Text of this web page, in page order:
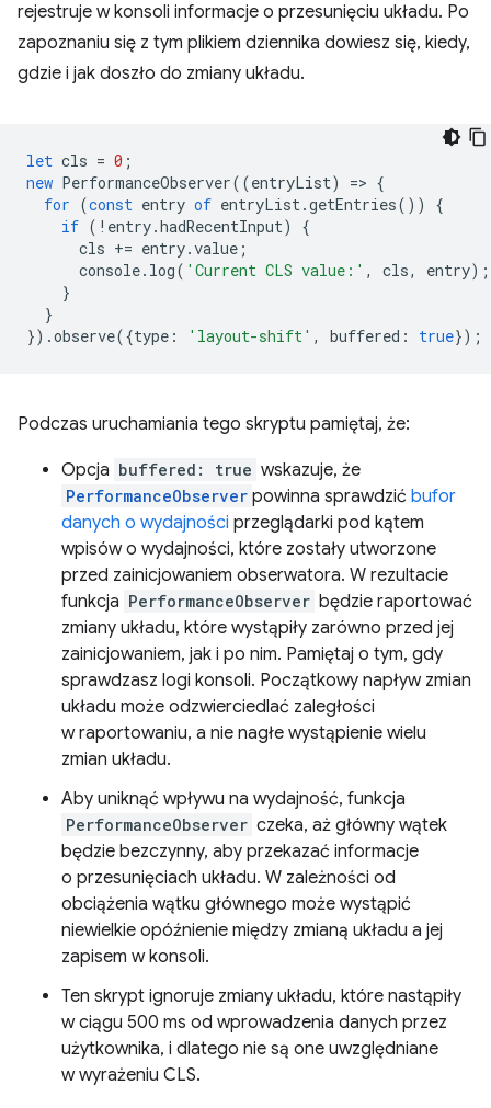
rejestruje w konsoli informacje o przesunięciu układu. Po
zapoznaniu się z tym plikiem dziennika dowiesz się, kiedy,
gdzie i jak doszło do zmiany układu.
let cls = 0 ;
new PerformanceObserver((entryList) => {
for (const entry of entryList.getEntries())
{
if ( ! entry.hadRecentInput)
{
cls += entry.value ;
console. log( 'Current CLS value:' , cls, entry);
}
}
}).observe({type : 'layout-shift' , buffered : true});
Podczas uruchamiania tego skryptu pamiętaj, że:
Opcja buffered: true wskazuje, że
PerformanceObserver powinna sprawdzić bufor
danych o wydajności przeglądarki pod kątem
wpisów o wydajności, które zostały utworzone
przed zainicjowaniem obserwatora. W rezultacie
funkcja PerformanceObserver będzie raportować
zmiany układu, które wystąpiły zarówno przed jej
zainicjowaniem, jak i po nim. Pamiętaj o tym, gdy
sprawdzasz logi konsoli. Początkowy napływ zmian
układu może odzwierciedlać zaległości
w raportowaniu, a nie nagłe wystąpienie wielu
zmian układu.
Aby uniknąć wpływu na wydajność, funkcja
PerformanceObserver czeka, aż główny wątek
będzie bezczynny, aby przekazać informacje
o przesunięciach układu. W zależności od
obciążenia wątku głównego może wystąpić
niewielkie opóźnienie między zmianą układu a jej
zapisem w konsoli.
Ten skrypt ignoruje zmiany układu, które nastąpiły
w ciągu 500 ms od wprowadzenia danych przez
użytkownika, i dlatego nie są one uwzględniane
w wyrażeniu CLS.